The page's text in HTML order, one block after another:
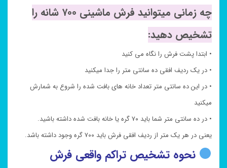
چه زمانی میتوانید فرش ماشینی ۷۰۰ شانه را
تشخیص دهید:
• ابتدا پشت فرش را نگاه می کنید
• در یک ردیف افقی ده سانتی متر را جدا میکنید
• در این ده سانتی متر تعداد خانه های بافت شده را شروع به شمارش
میکنید
• در ده سانتی متر شما باید ۷۰ گره یا خانه بافت شده داشته باشید.
یعنی در هر یک متر از ردیف افقی فرش باید ۷۰۰ گره وجود داشته باشد.
نحوه تشخیص تراکم واقعی فرش